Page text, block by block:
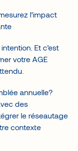
l’impact
Et c’est
votre AGE
annuelle?
des
le réseautage
contexte